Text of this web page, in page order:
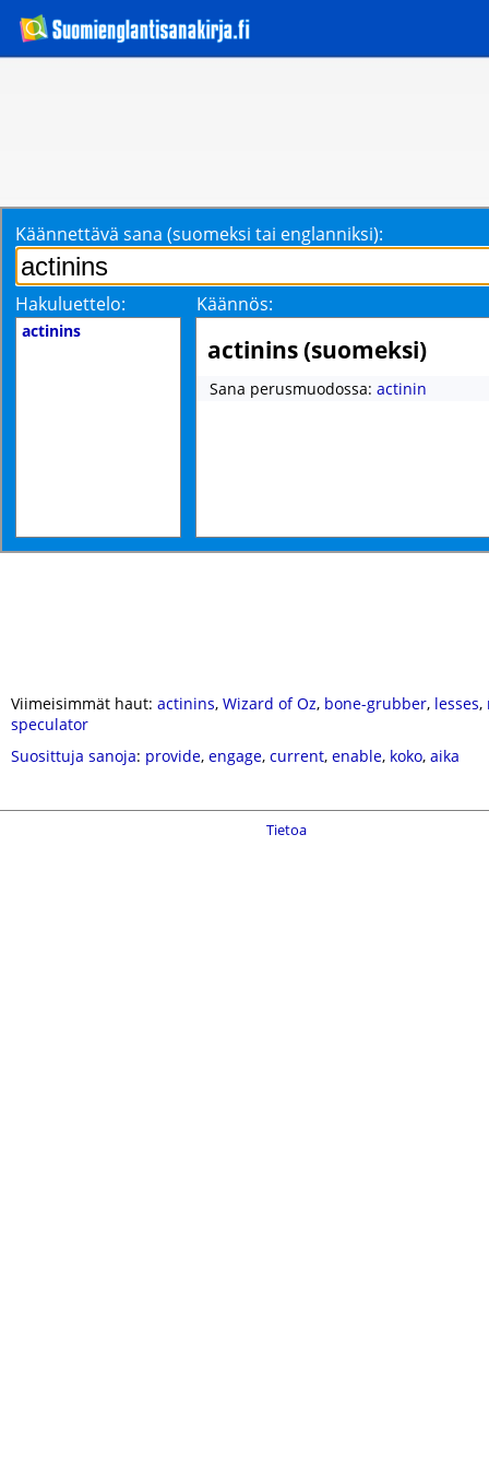
Käännettävä sana (suomeksi tai englanniksi):
Hakuluettelo: Käännös:
actinins
actinins (suomeksi)
Sana perusmuodossa: actinin
Viimeisimmät haut: actinins, Wizard of Oz, bone-grubber, lesses,
speculator
Suosittuja sanoja: provide, engage, current, enable, koko, aika
Tietoa